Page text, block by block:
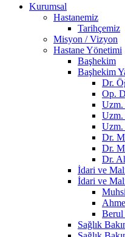
Kurumsal
Hastanemiz
Tarihçemiz
Misyon / Vizyon
Hastane Yönetimi
Başhekim
Başhekim
Dr.
Op.
Dr.
Dr.
Dr.
İdari ve
İdari ve
Sağlık